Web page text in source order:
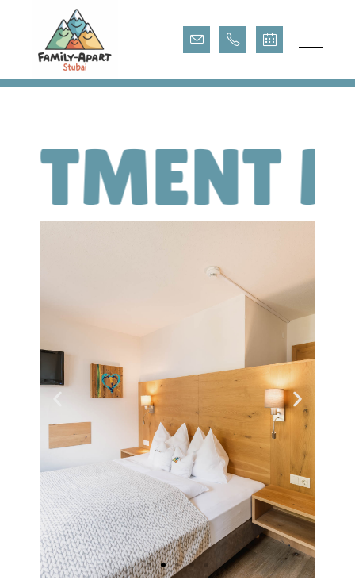
GROSSE F
ERIENWOHNUNG S
MAXI